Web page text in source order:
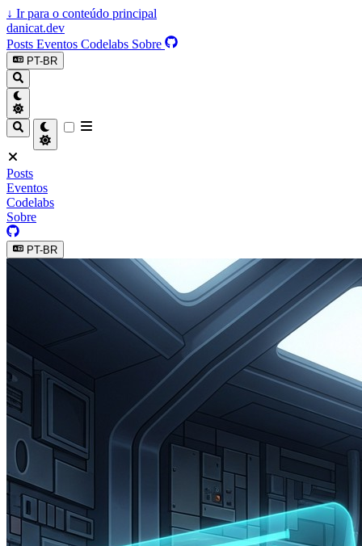
↓ Ir para o conteúdo principal
danicat.dev
Posts Eventos Codelabs Sobre
PT-BR
Posts
Eventos
Codelabs
Sobre
PT-BR